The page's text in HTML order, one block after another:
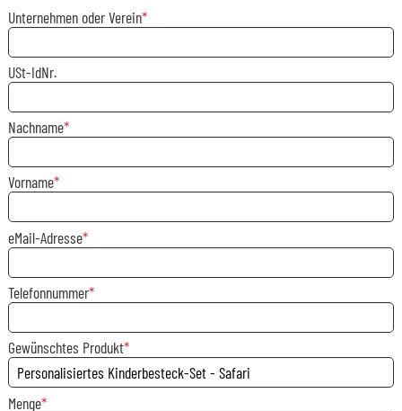
Unternehmen oder Verein
USt-IdNr.
Nachname
Vorname
eMail-Adresse
Telefonnummer
Gewünschtes Produkt
Menge